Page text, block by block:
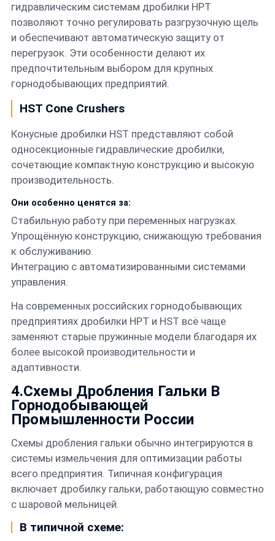
гидравлическим системам дробилки HPT
позволяют точно регулировать разгрузочную щель
и обеспечивают автоматическую защиту от
перегрузок. Эти особенности делают их
предпочтительным выбором для крупных
горнодобывающих предприятий.
HST Cone Crushers
Конусные дробилки HST представляют собой
односекционные гидравлические дробилки,
сочетающие компактную конструкцию и высокую
производительность.
Они особенно ценятся за:
Стабильную работу при переменных нагрузках.
Упрощённую конструкцию, снижающую требования
к обслуживанию.
Интеграцию с автоматизированными системами
управления.
На современных российских горнодобывающих
предприятиях дробилки HPT и HST всё чаще
заменяют старые пружинные модели благодаря их
более высокой производительности и
адаптивности.
4.Схемы Дробления Гальки В
Горнодобывающей
Промышленности России
Схемы дробления гальки обычно интегрируются в
системы измельчения для оптимизации работы
всего предприятия. Типичная конфигурация
включает дробилку гальки, работающую совместно
с шаровой мельницей.
В типичной схеме: